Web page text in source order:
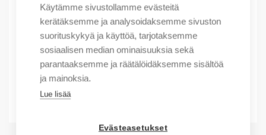
Käytämme sivustollamme evästeitä
kerätäksemme ja analysoidaksemme sivuston
suorituskykyä ja käyttöä, tarjotaksemme
sosiaalisen median ominaisuuksia sekä
parantaaksemme ja räätälöidäksemme sisältöä
ja mainoksia.
Lue lisää
Evästeasetukset
Kuvaus
Lisätiedot
Tekniset tiedot
Liitteet